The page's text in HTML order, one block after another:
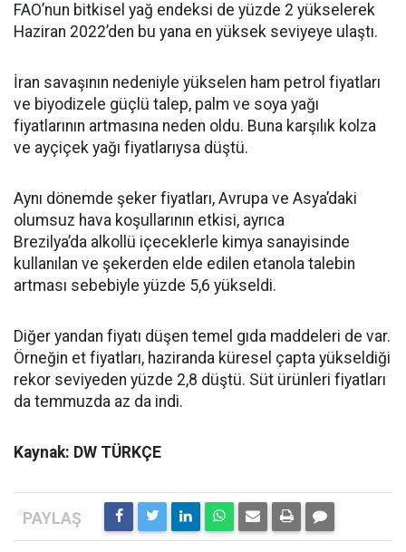
FAO’nun bitkisel yağ endeksi de yüzde 2 yükselerek
Haziran 2022’den bu yana en yüksek seviyeye ulaştı.
İran savaşının nedeniyle yükselen ham petrol fiyatları
ve biyodizele güçlü talep, palm ve soya yağı
fiyatlarının artmasına neden oldu. Buna karşılık kolza
ve ayçiçek yağı fiyatlarıysa düştü.
Aynı dönemde şeker fiyatları, Avrupa ve Asya’daki
olumsuz hava koşullarının etkisi, ayrıca
Brezilya’da alkollü içeceklerle kimya sanayisinde
kullanılan ve şekerden elde edilen etanola talebin
artması sebebiyle yüzde 5,6 yükseldi.
Diğer yandan fiyatı düşen temel gıda maddeleri de var.
Örneğin et fiyatları, haziranda küresel çapta yükseldiği
rekor seviyeden yüzde 2,8 düştü. Süt ürünleri fiyatları
da temmuzda az da indi.
Kaynak: DW TÜRKÇE